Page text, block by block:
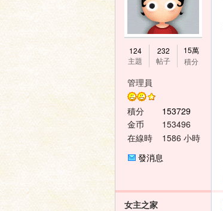
124
主題
232
帖子
15萬
積分
管理員
積分
153729
金币
153496
在線時
1586 小時
發消息
女主之家